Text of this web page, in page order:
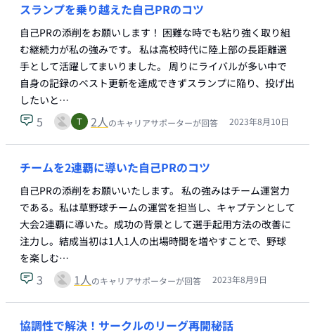
スランプを乗り越えた自己PRのコツ
自己PRの添削をお願いします！ 困難な時でも粘り強く取り組
む継続力が私の強みです。 私は高校時代に陸上部の長距離選
手として活躍してまいりました。 周りにライバルが多い中で
自身の記録のベスト更新を達成できずスランプに陥り、投げ出
したいと…
5 2人のキャリアサポーターが回答 2023年8月10日
チームを2連覇に導いた自己PRのコツ
自己PRの添削をお願いいたします。 私の強みはチーム運営力
である。私は草野球チームの運営を担当し、キャプテンとして
大会2連覇に導いた。成功の背景として選手起用方法の改善に
注力し。結成当初は1人1人の出場時間を増やすことで、野球
を楽しむ…
3 1人のキャリアサポーターが回答 2023年8月9日
協調性で解決！サークルのリーグ再開秘話